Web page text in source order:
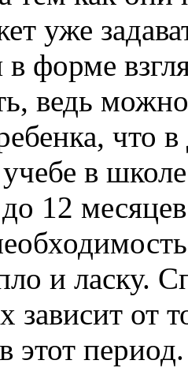
уже
форме
ведь
что
учебе в
12
и ласку.
от
этот период.